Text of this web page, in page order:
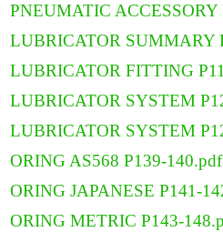
PNEUMATIC ACCESSORY
LUBRICATOR SUMMARY
LUBRICATOR FITTING
LUBRICATOR SYSTEM
LUBRICATOR SYSTEM
ORING AS568 P139-140.pdf
ORING JAPANESE P141-
ORING METRIC P143-